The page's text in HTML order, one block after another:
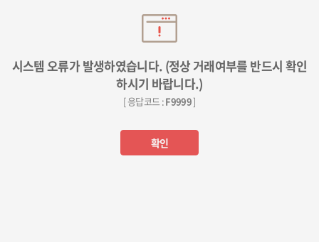
시스템 오류가 발생하였습니다. (정상 거래여부를 반드시 확인
하시기 바랍니다.)
[ 응답코드 :F9999]
확인